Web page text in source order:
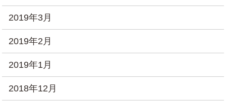
2019年3月
2019年2月
2019年1月
2018年12月